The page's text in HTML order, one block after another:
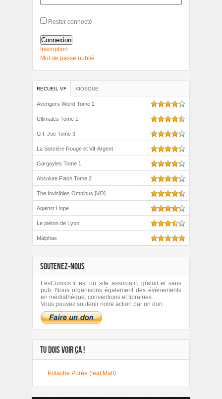
Rester connecté
Connexion
Inscription
Mot de passe oublié
RECUEIL VF KIOSQUE
Avengers World Tome 2
Ultimates Tome 1
G.I. Joe Tome 3
La Sorcière Rouge et Vif-Argent
Gargoyles Tome 1
Absolute Flash Tome 2
The Invisibles Omnibus [VO]
Against Hope
Le piéton de Lyon
Màlphas
SOUTENEZ-NOUS
LesComics.fr est un site associatif, gratuit et sans
pub. Nous organisons également des événements
en médiathèque, conventions et librairies.
Vous pouvez soutenir notre action par un don.
TU DOIS VOIR ÇA !
Potache Purée (feat Matt)